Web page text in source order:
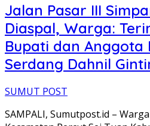
Jalan Pasar III
Diaspal, Warga:
Bupati dan Anggota
Serdang Dahnil
SUMUT POST
SAMPALI, Sumutpost.id –